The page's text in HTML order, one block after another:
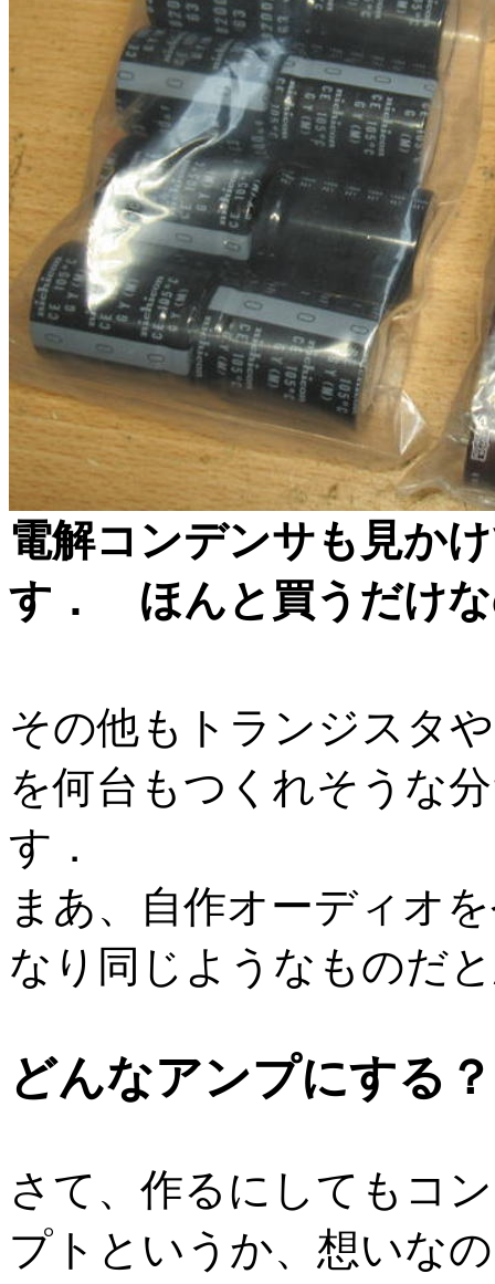
電解コンデンサも見か
す． ほんと買うだけ
その他もトランジスタ
を何台もつくれそうな
す．
まあ、自作オーディオ
なり同じようなものだ
どんなアンプにする？
さて、作るにしてもコ
プトというか、想いな